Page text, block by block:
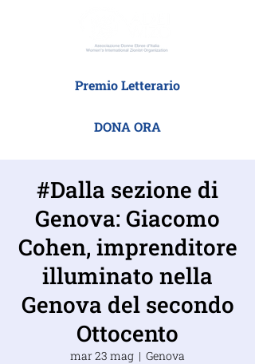
Premio Letterario
DONA ORA
#Dalla sezione di
Genova: Giacomo
Cohen, imprenditore
illuminato nella
Genova del secondo
Ottocento
mar 23 mag
  |
Genova